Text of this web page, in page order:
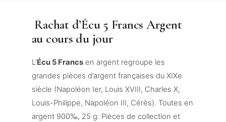
Rachat d’Écu 5 Francs Argent
au cours du jour
L’Écu 5 Francsen argent regroupe les
grandes pièces d’argent françaises du XIXe
siècle (Napoléon Ier, Louis XVIII, Charles X,
Louis-Philippe, Napoléon III, Cérès). Toutes en
argent 900‰, 25 g. Pièces de collection et